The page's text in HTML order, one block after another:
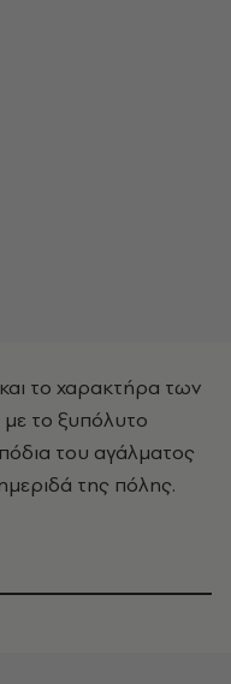
το χαρακτήρα των
το ξυπόλυτο
του αγάλματος
της πόλης.